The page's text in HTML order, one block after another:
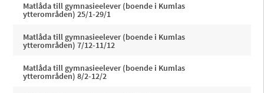
Matlåda till gymnasieelever (boende i Kumlas
ytterområden) 25/1-29/1
Matlåda till gymnasieelever (boende i Kumlas
ytterområden) 7/12-11/12
Matlåda till gymnasieelever (boende i Kumlas
ytterområden) 8/2-12/2